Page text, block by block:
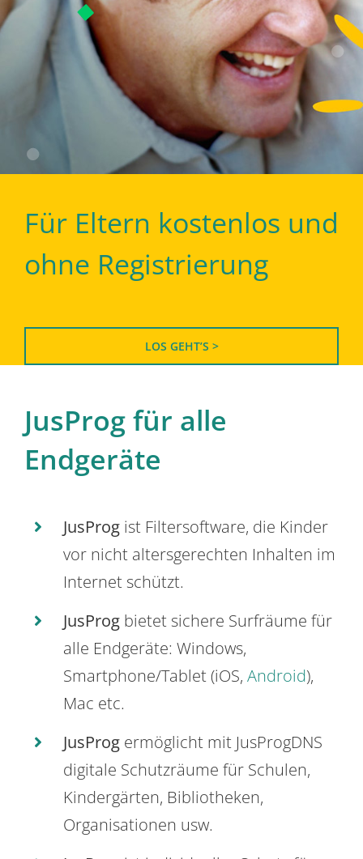
Für Eltern kostenlos und
ohne Registrierung
LOS GEHT’S >
JusProg für alle
Endgeräte
JusProg ist Filtersoftware, die Kinder
vor nicht altersgerechten Inhalten im
Internet schützt.
JusProg bietet sichere Surfräume für
alle Endgeräte: Windows,
Smartphone/Tablet (iOS, Android),
Mac etc.
JusProg ermöglicht mit JusProgDNS
digitale Schutzräume für Schulen,
Kindergärten, Bibliotheken,
Organisationen usw.